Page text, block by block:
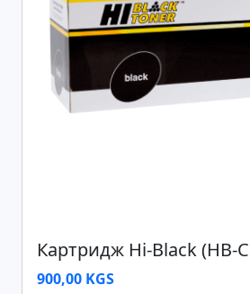
Картридж Hi-Black (HB-
900,00 KGS